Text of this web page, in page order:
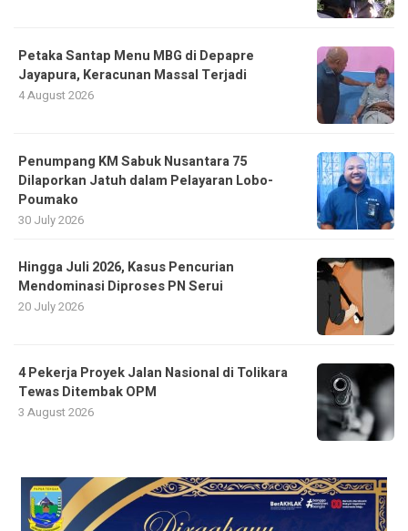
Petaka Santap Menu MBG di Depapre
Jayapura, Keracunan Massal Terjadi
4 August 2026
Penumpang KM Sabuk Nusantara 75
Dilaporkan Jatuh dalam Pelayaran Lobo-
Poumako
30 July 2026
Hingga Juli 2026, Kasus Pencurian
Mendominasi Diproses PN Serui
20 July 2026
4 Pekerja Proyek Jalan Nasional di Tolikara
Tewas Ditembak OPM
3 August 2026